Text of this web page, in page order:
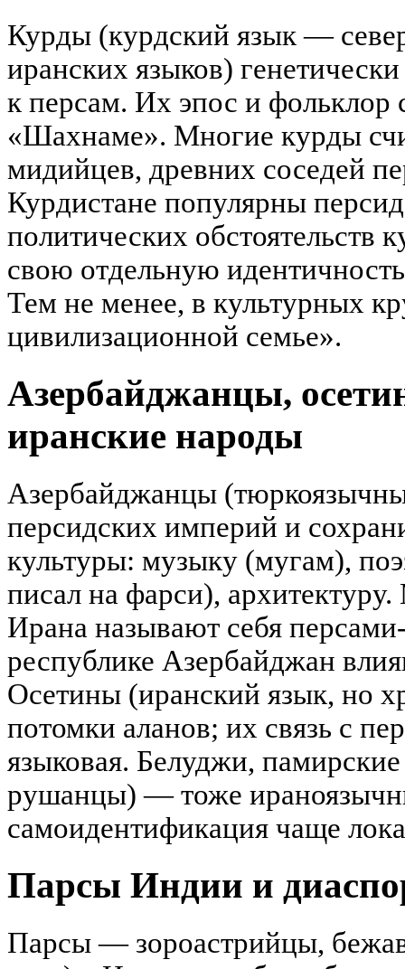
Курды (курдский язык —
иранских языков)
к персам. Их эпос и
«Шахнаме». Многие курды
мидийцев, древних соседей
Курдистане популярны
политических обстоятельств
свою отдельную
Тем не менее, в культурных
цивилизационной семье».
Азербайджанцы,
иранские народы
Азербайджанцы
персидских империй и
культуры: музыку (мугам),
писал на фарси),
Ирана называют себя
республике Азербайджан
Осетины (иранский язык, но
потомки аланов; их связь с
языковая. Белуджи,
рушанцы) — тоже
самоидентификация чаще
Парсы Индии и
Парсы — зороастрийцы,